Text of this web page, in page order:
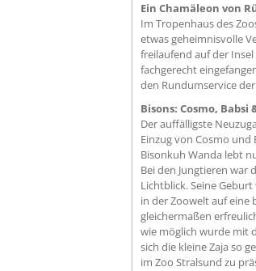
Ein Chamäleon von
Im Tropenhaus des
etwas geheimnisvolle
freilaufend auf der
fachgerecht
den Rundumservice
Bisons: Cosmo, Babsi
Der auffälligste
Einzug von Cosmo
Bisonkuh Wanda lebt
Bei den Jungtieren war
Lichtblick. Seine
in der Zoowelt auf eine
gleichermaßen
wie möglich wurde mit
sich die kleine Zaja so
im Zoo Stralsund zu